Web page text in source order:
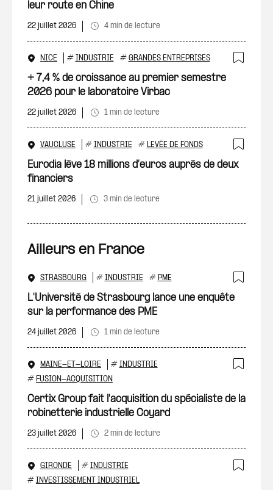
leur route en Chine
22 juillet 2026 4 min de lecture
NICE # INDUSTRIE # GRANDES ENTREPRISES
+ 7,4 % de croissance au premier semestre
2026 pour le laboratoire Virbac
22 juillet 2026 1 min de lecture
VAUCLUSE # INDUSTRIE # LEVÉE DE FONDS
Eurodia lève 18 millions d’euros auprès de deux
financiers
21 juillet 2026 3 min de lecture
Ailleurs en France
STRASBOURG # INDUSTRIE # PME
L'Université de Strasbourg lance une enquête
sur la performance des PME
24 juillet 2026 1 min de lecture
MAINE-ET-LOIRE # INDUSTRIE
# FUSION-ACQUISITION
Certix Group fait l'acquisition du spécialiste de la
robinetterie industrielle Coyard
23 juillet 2026 2 min de lecture
GIRONDE # INDUSTRIE
# INVESTISSEMENT INDUSTRIEL